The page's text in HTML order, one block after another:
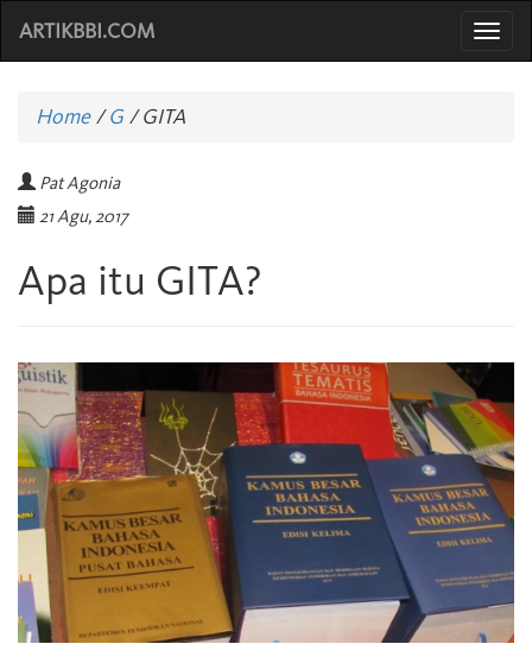
ARTIKBBI.COM
Home/G /GITA
Pat Agonia
21 Agu, 2017
Apa itu GITA?